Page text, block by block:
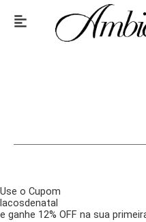
Use o Cupom
lacosdenatal
e ganhe 12% OFF na sua